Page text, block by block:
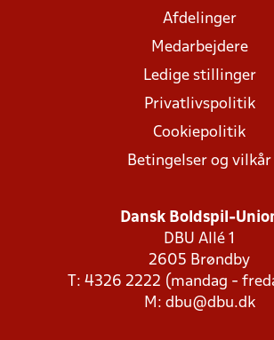
Afdelinger
Medarbejdere
Ledige stillinger
Privatlivspolitik
Cookiepolitik
Betingelser og vilkår
Dansk Boldspil-
DBU Allé 1
2605 Brøndby
T: 4326 2222 (mandag -
M: dbu@dbu.dk